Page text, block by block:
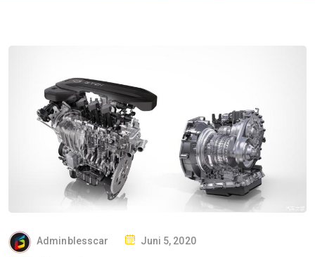
Adminblesscar Juni 5, 2020